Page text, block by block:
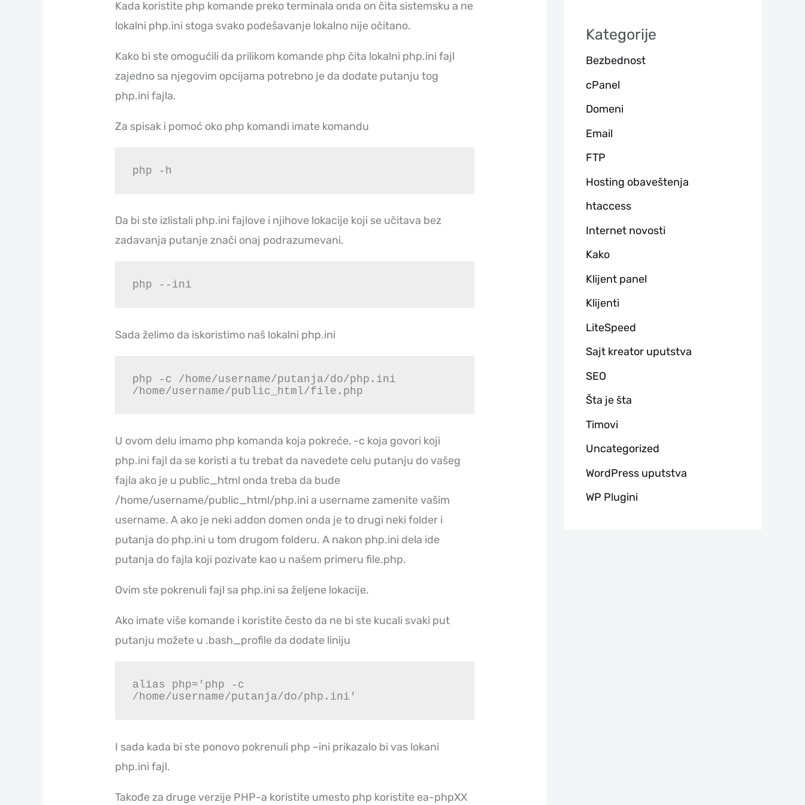
Kada koristite php komande preko terminala onda on čita sistemsku a ne
lokalni php.ini stoga svako podešavanje lokalno nije očitano.
Kako bi ste omogućili da prilikom komande php čita lokalni php.ini fajl
zajedno sa njegovim opcijama potrebno je da dodate putanju tog
php.ini fajla.
Za spisak i pomoć oko php komandi imate komandu
php -h
Da bi ste izlistali php.ini fajlove i njihove lokacije koji se učitava bez
zadavanja putanje znači onaj podrazumevani.
php --ini
Sada želimo da iskoristimo naš lokalni php.ini
php -c /home/username/putanja/do/php.ini
/home/username/public_html/file.php
U ovom delu imamo php komanda koja pokreće, -c koja govori koji
php.ini fajl da se koristi a tu trebat da navedete celu putanju do vašeg
fajla ako je u public_html onda treba da bude
/home/username/public_html/php.ini a username zamenite vašim
username. A ako je neki addon domen onda je to drugi neki folder i
putanja do php.ini u tom drugom folderu. A nakon php.ini dela ide
putanja do fajla koji pozivate kao u našem primeru file.php.
Ovim ste pokrenuli fajl sa php.ini sa željene lokacije.
Ako imate više komande i koristite često da ne bi ste kucali svaki put
putanju možete u .bash_profile da dodate liniju
alias php='php -c
/home/username/putanja/do/php.ini'
I sada kada bi ste ponovo pokrenuli php –ini prikazalo bi vas lokani
php.ini fajl.
Takođe za druge verzije PHP-a koristite umesto php koristite ea-phpXX
г
а
Kategorije
Bezbednost
cPanel
Domeni
Email
FTP
Hosting obaveštenja
htaccess
Internet novosti
Kako
Klijent panel
Klijenti
LiteSpeed
Sajt kreator uputstva
SEO
Šta je šta
Timovi
Uncategorized
WordPress uputstva
WP Plugini